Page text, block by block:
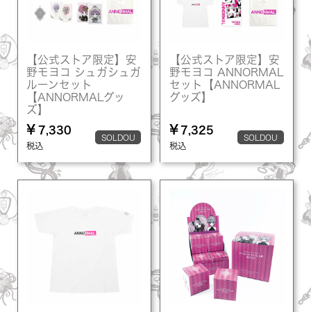
【公式ストア限定】安
野モヨコ シュガシュガ
ルーンセット
【ANNORMALグッ
ズ】
¥ 7,330
税込
SOLDOU
【公式ストア限定】安
野モヨコ ANNORMAL
セット【ANNORMAL
グッズ】
¥ 7,325
税込
SOLDOU